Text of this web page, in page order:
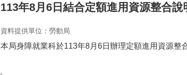
113年8月6日結合定額進用資源整合
資料提供單位：勞動局
本局身障就業科於113年8月6日辦理定額進用資源整